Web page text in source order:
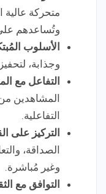
متحركة عالية
وتُساعدهم
الأسلوب
وجذابة،
التفاعل مع
المشاهدين
التفاعلية.
التركيز على
الصداقة،
وغير مُباشرة.
التوافق مع